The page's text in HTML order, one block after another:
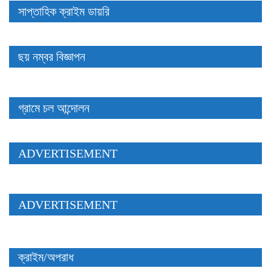
সাপ্তাহিক ক্রাইম ডায়রি
ছয় নম্বর বিজ্ঞাপন
গ্রামে চল আন্দোলন
ADVERTISEMENT
ADVERTISEMENT
ক্রাইম/অপরাধ